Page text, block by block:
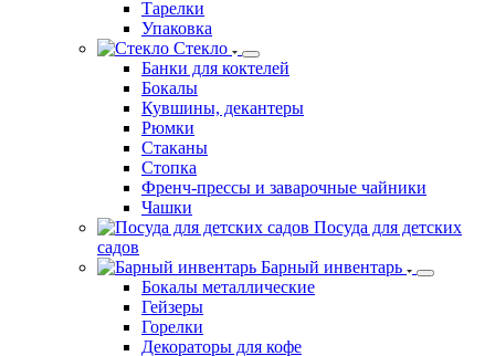
Бутылки
Контейнеры
Креманки для мороженого
Стаканы
Столовые приборы
Тарелки
Упаковка
Стекло
Банки для коктелей
Бокалы
Кувшины, декантеры
Стаканы
Стопка
Френч-прессы и заварочные чайники
Чашки